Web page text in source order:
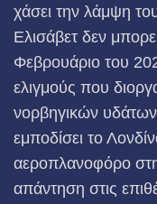
χάσει την λάμψη
Ελισάβετ δεν
Φεβρουάριο του
ελιγμούς που
νορβηγικών
εμποδίσει το
αεροπλανοφόρο
απάντηση στις